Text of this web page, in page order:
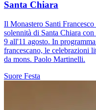
Santa Chiara
Il Monastero Santi
solennità di Santa Chiara
9 all'11 agosto. In
francescano, le celebrazioni
da mons. Paolo Martinelli.
Suore Festa